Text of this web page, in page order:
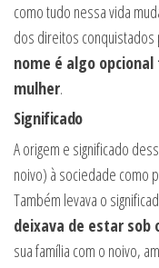
como tudo nessa vida
dos direitos
nome é algo
mulher.
Significado
A origem e significado
noivo) à sociedade como
Também levava o
deixava de estar
sua família com o noivo,